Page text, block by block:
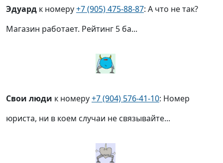
Эдуард к номеру+7 (905) 475-88-87: А что не так?
Магазин работает. Рейтинг 5 ба...
Свои люди к номеру+7 (904) 576-41-10: Номер
юриста, ни в коем случаи не связывайте...